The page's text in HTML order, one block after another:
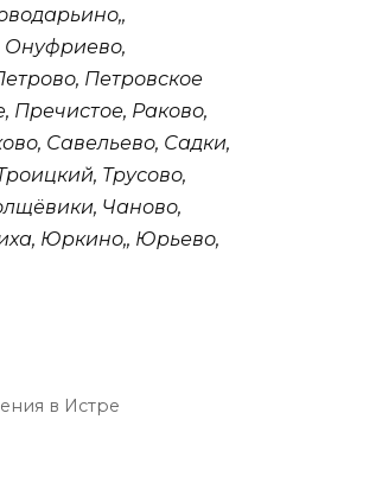
Онуфриево,
Петровское
Пречистое, Раково,
Савельево, Садки,
Трусово,
Чаново,
Юркино,, Юрьево,
в Истре